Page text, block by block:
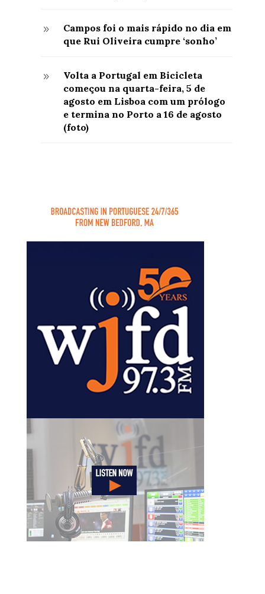
9
Campos foi o mais rápido no dia em
que Rui Oliveira cumpre ‘sonho’
9
Volta a Portugal em Bicicleta
começou na quarta-feira, 5 de
agosto em Lisboa com um prólogo
e termina no Porto a 16 de agosto
(foto)